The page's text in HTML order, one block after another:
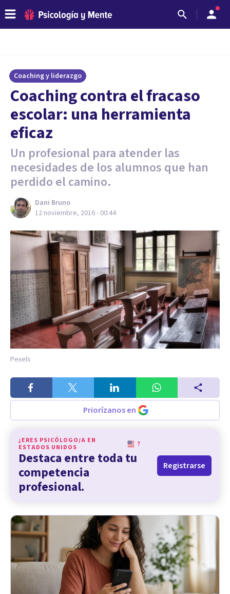
Coaching y liderazgo
​Coaching contra el fracaso
escolar: una herramienta
eficaz
Un profesional para atender las
necesidades de los alumnos que han
perdido el camino.
Dani Bruno
12 noviembre, 2016 - 00:44
Pexels
Priorízanos en
¿ERES PSICÓLOGO/A EN
ESTADOS UNIDOS
?
Destaca entre toda tu
competencia
profesional.
Registrarse